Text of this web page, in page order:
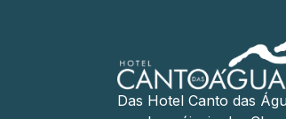
Das Hotel Canto das